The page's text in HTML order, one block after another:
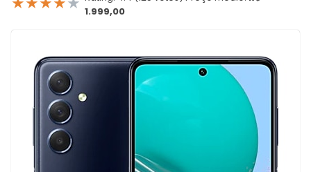
1.999,00